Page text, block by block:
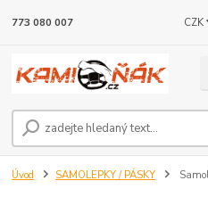
CZK
773 080 007
Úvod SAMOLEPKY / PÁSKY